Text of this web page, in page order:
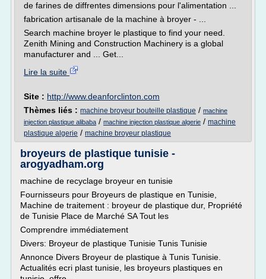
de farines de diffrentes dimensions pour l'alimentation ...
fabrication artisanale de la machine à broyer - ...
Search machine broyer le plastique to find your need.
Zenith Mining and Construction Machinery is a global
manufacturer and ... Get...
Lire la suite
Site : http://www.deanforclinton.com
Thèmes liés : machine broyeur bouteille plastique / machine
injection plastique alibaba / machine injection plastique algerie / machine
plastique algerie / machine broyeur plastique
broyeurs de plastique tunisie -
arogyadham.org
machine de recyclage broyeur en tunisie
Fournisseurs pour Broyeurs de plastique en Tunisie,
Machine de traitement : broyeur de plastique dur, Propriété
de Tunisie Place de Marché SA Tout les
Comprendre immédiatement
Divers: Broyeur de plastique Tunisie Tunis Tunisie
Annonce Divers Broyeur de plastique à Tunis Tunisie.
Actualités ecri plast tunisie, les broyeurs plastiques en